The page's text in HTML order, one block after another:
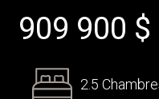
909 900 $
2.5